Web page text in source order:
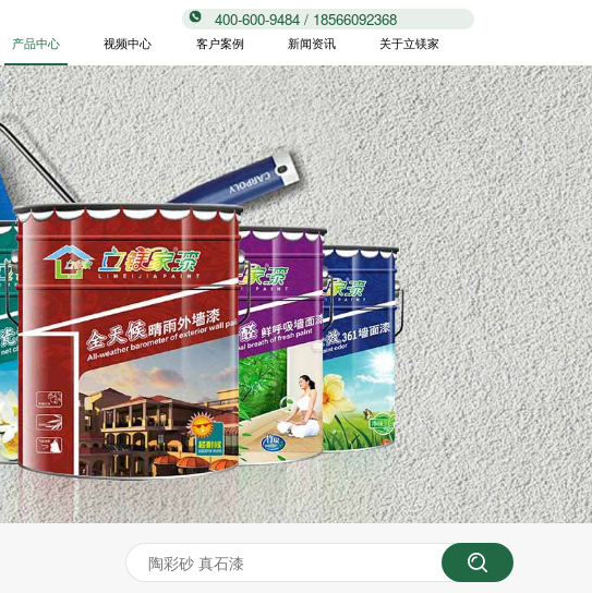
400-600-9484 / 18566092368
产品中心 视频中心 客户案例 新闻资讯 关于立镁家